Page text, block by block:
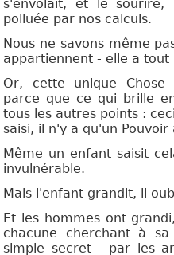
s'envolait, et le
polluée par nos calculs.
Nous ne savons même
appartiennent - elle a tout
Or, cette unique Chose
parce que ce qui brille
tous les autres points :
saisi, il n'y a qu'un
Même un enfant saisit
invulnérable.
Mais l'enfant grandit, il
Et les hommes ont
chacune cherchant à
simple secret - par les